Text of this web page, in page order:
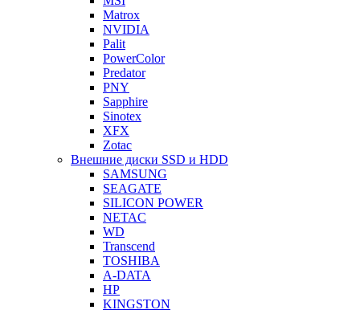
Matrox
NVIDIA
Palit
PowerColor
Predator
PNY
Sapphire
Sinotex
XFX
Zotac
Внешние диски SSD и HDD
SAMSUNG
SEAGATE
SILICON POWER
NETAC
WD
Transcend
TOSHIBA
A-DATA
HP
KINGSTON